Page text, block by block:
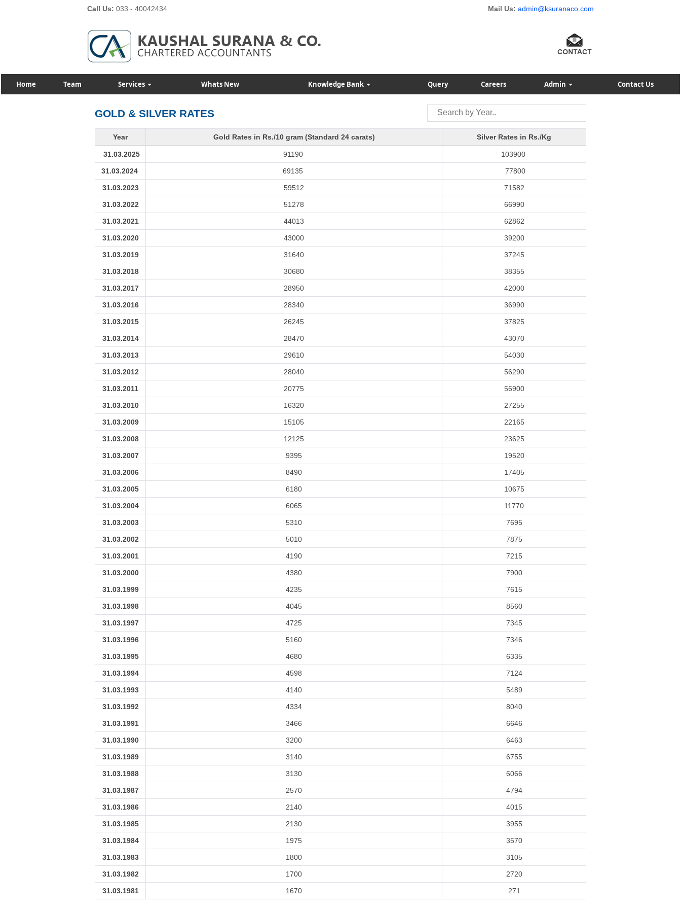
Call Us: 033 - 40042434 Mail Us: admin@ksuranaco.com
Home Team Services Whats New Knowledge Bank Query Careers Admin Contact Us
GOLD & SILVER RATES
Year Gold Rates in Rs./10 gram (Standard 24 carats) Silver Rates in Rs./Kg
31.03.2025 91190 103900
31.03.2024 69135 77800
31.03.2023 59512 71582
31.03.2022 51278 66990
31.03.2021 44013 62862
31.03.2020 43000 39200
31.03.2019 31640 37245
31.03.2018 30680 38355
31.03.2017 28950 42000
31.03.2016 28340 36990
31.03.2015 26245 37825
31.03.2014 28470 43070
31.03.2013 29610 54030
31.03.2012 28040 56290
31.03.2011 20775 56900
31.03.2010 16320 27255
31.03.2009 15105 22165
31.03.2008 12125 23625
31.03.2007 9395 19520
31.03.2006 8490 17405
31.03.2005 6180 10675
31.03.2004 6065 11770
31.03.2003 5310 7695
31.03.2002 5010 7875
31.03.2001 4190 7215
31.03.2000 4380 7900
31.03.1999 4235 7615
31.03.1998 4045 8560
31.03.1997 4725 7345
31.03.1996 5160 7346
31.03.1995 4680 6335
31.03.1994 4598 7124
31.03.1993 4140 5489
31.03.1992 4334 8040
31.03.1991 3466 6646
31.03.1990 3200 6463
31.03.1989 3140 6755
31.03.1988 3130 6066
31.03.1987 2570 4794
31.03.1986 2140 4015
31.03.1985 2130 3955
31.03.1984 1975 3570
31.03.1983 1800 3105
31.03.1982 1700 2720
31.03.1981 1670 271